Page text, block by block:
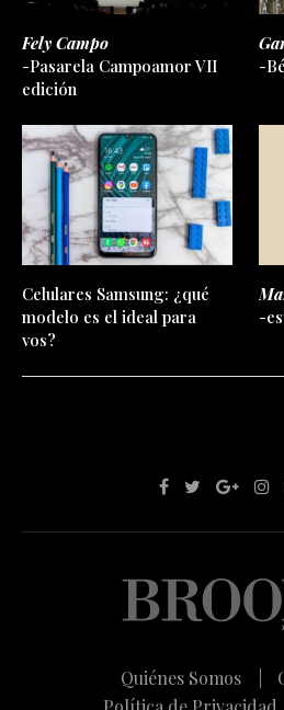
Fely Campo
-Pasarela Campoamor VII
edición
-
Celulares Samsung: ¿qué
modelo es el ideal para
vos?
-
Quiénes Somos |